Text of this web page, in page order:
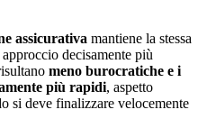
assicurativa mantiene la stessa
decisamente più
meno burocratiche e i
più rapidi, aspetto
si deve finalizzare velocemente